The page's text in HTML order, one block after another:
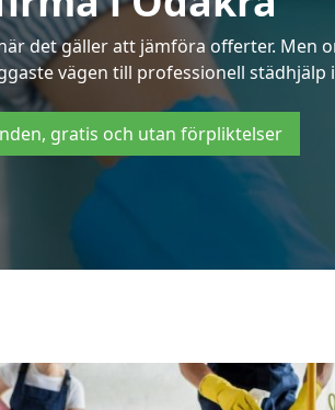
det gäller att jämföra offerter. Men
vägen till professionell städhjälp
gratis och utan förpliktelser